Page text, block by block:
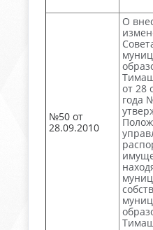
№50 от
28.09.2010
О
от 28
года